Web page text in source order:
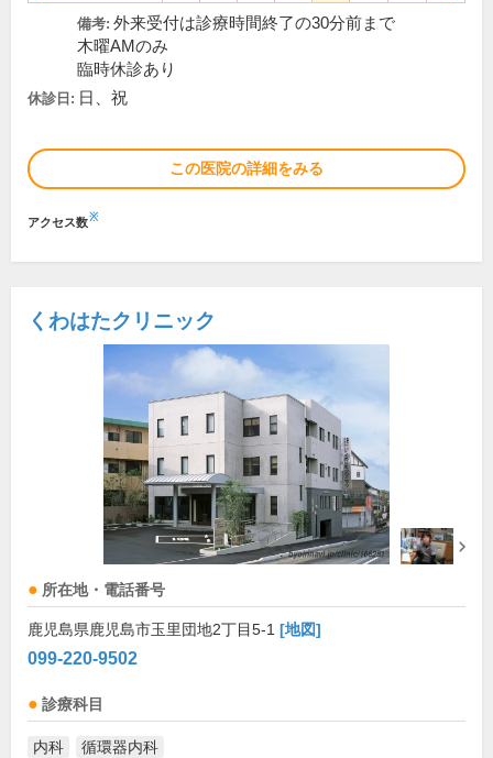
備考: 外来受付は診療時間終了の30分前まで
木曜AMのみ
臨時休診あり
休診日: 日、祝
この医院の詳細をみる
アクセス数※
くわはたクリニック
所在地・電話番号
鹿児島県鹿児島市玉里団地2丁目5-1 [地図]
099-220-9502
診療科目
内科 循環器内科